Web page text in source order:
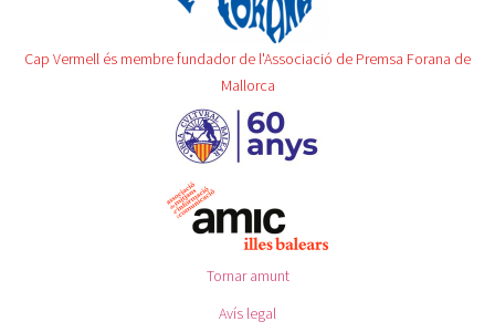
Cap Vermell és membre fundador de l'Associació de Premsa Forana de
Mallorca
Tornar amunt
Avís legal